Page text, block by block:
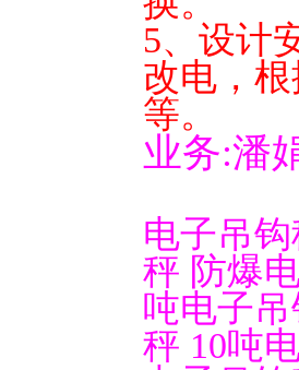
5、设计
改电，
等。
业务:潘
电子吊
秤 防爆
吨电子
秤 10吨